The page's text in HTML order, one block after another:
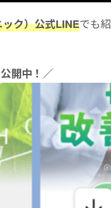
ク）公式LINEでも紹
開中！／